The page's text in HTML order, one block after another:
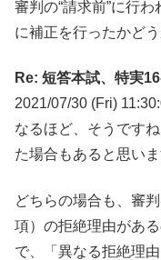
審判の“請求前”に行
に補正を行ったかどう
Re: 短答本試、特実
2021/07/30 (Fri)
なるほど、そうです
た場合もあると思いま
どちらの場合も、審
項）の拒絶理由があ
で、「異なる拒絶理